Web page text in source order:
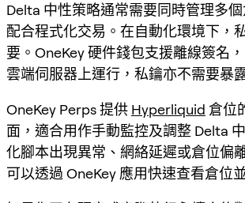
Delta 中性策略通常需要同時管理多
配合程式化交易。在自動化環境下，
要。OneKey 硬件錢包支援離線簽名
雲端伺服器上運行，私鑰亦不需要暴
OneKey Perps 提供 Hyperliquid 倉位
面，適合用作手動監控及調整 Delta
化腳本出現異常、網絡延遲或倉位偏
可以透過 OneKey 應用快速查看倉位